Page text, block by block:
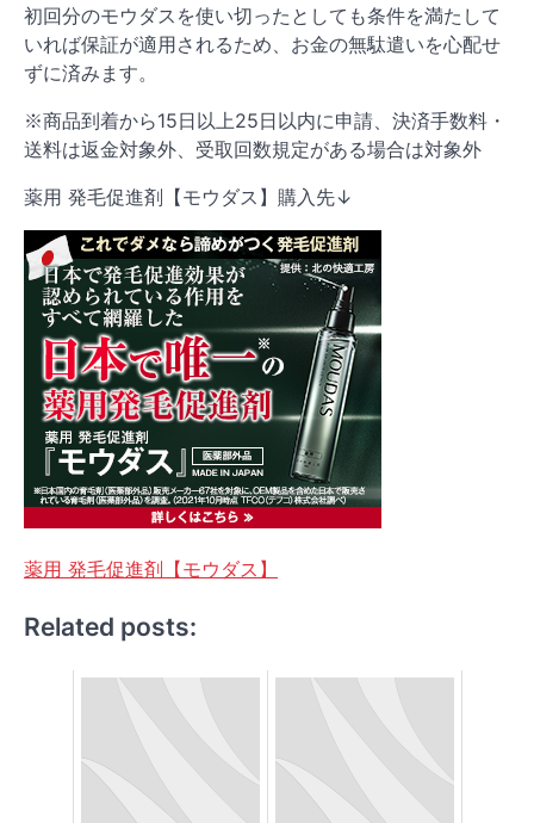
初回分のモウダスを使い切ったとしても条件を満たして
いれば保証が適用されるため、お金の無駄遣いを心配せ
ずに済みます。
※商品到着から15日以上25日以内に申請、決済手数料・
送料は返金対象外、受取回数規定がある場合は対象外
薬用 発毛促進剤【モウダス】購入先↓
薬用 発毛促進剤【モウダス】
Related posts: